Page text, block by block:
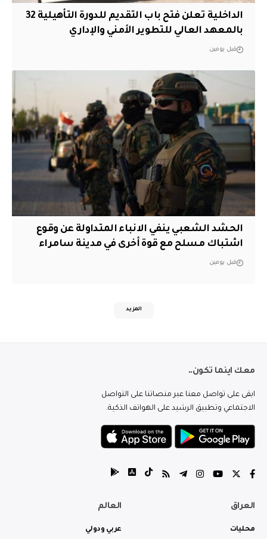
الداخلية تعلن فتح باب التقديم للدورة التأهيلية 32
بالمعهد العالي للتطوير الأمني والإداري
قبل يومين
الحشد الشعبي ينفي الانباء المتداولة عن وقوع
اشتباك مسلح مع قوة أخرى في مدينة سامراء
قبل يومين
المزيد
معك اينما تكون..
ابقى على تواصل معنا عبر منصاتنا على التواصل
الاجتماعي وتطبيق الرشيد على الهواتف الذكية.
العراق
محليات
العالم
عربي ودولي